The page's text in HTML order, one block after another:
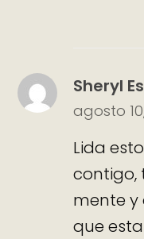
Sheryl
agosto
Lida
contigo,
mente
que